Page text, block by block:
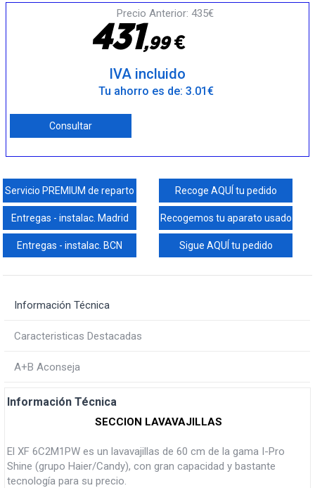
Precio Anterior: 435€
431,99€
IVA incluido
Tu ahorro es de: 3.01€
Consultar
Servicio PREMIUM de reparto Recoge AQUÍ tu pedido
Entregas - instalac. Madrid Recogemos tu aparato usado
Entregas - instalac. BCN Sigue AQUÍ tu pedido
Información Técnica
Caracteristicas Destacadas
A+B Aconseja
Información Técnica
SECCION LAVAVAJILLAS
El XF 6C2M1PW es un lavavajillas de 60 cm de la gama I-Pro
Shine (grupo Haier/Candy), con gran capacidad y bastante
tecnología para su precio.